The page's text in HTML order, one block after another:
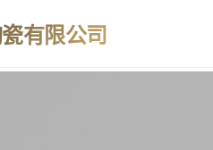
有限公司